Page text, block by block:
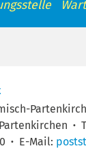
·
· E-Mail: